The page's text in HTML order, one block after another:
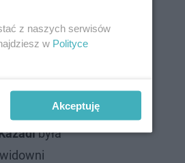
była
z naszych serwisów
w Polityce
Akceptuję